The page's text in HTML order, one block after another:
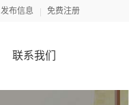
发布信息 免费注册
联系我们